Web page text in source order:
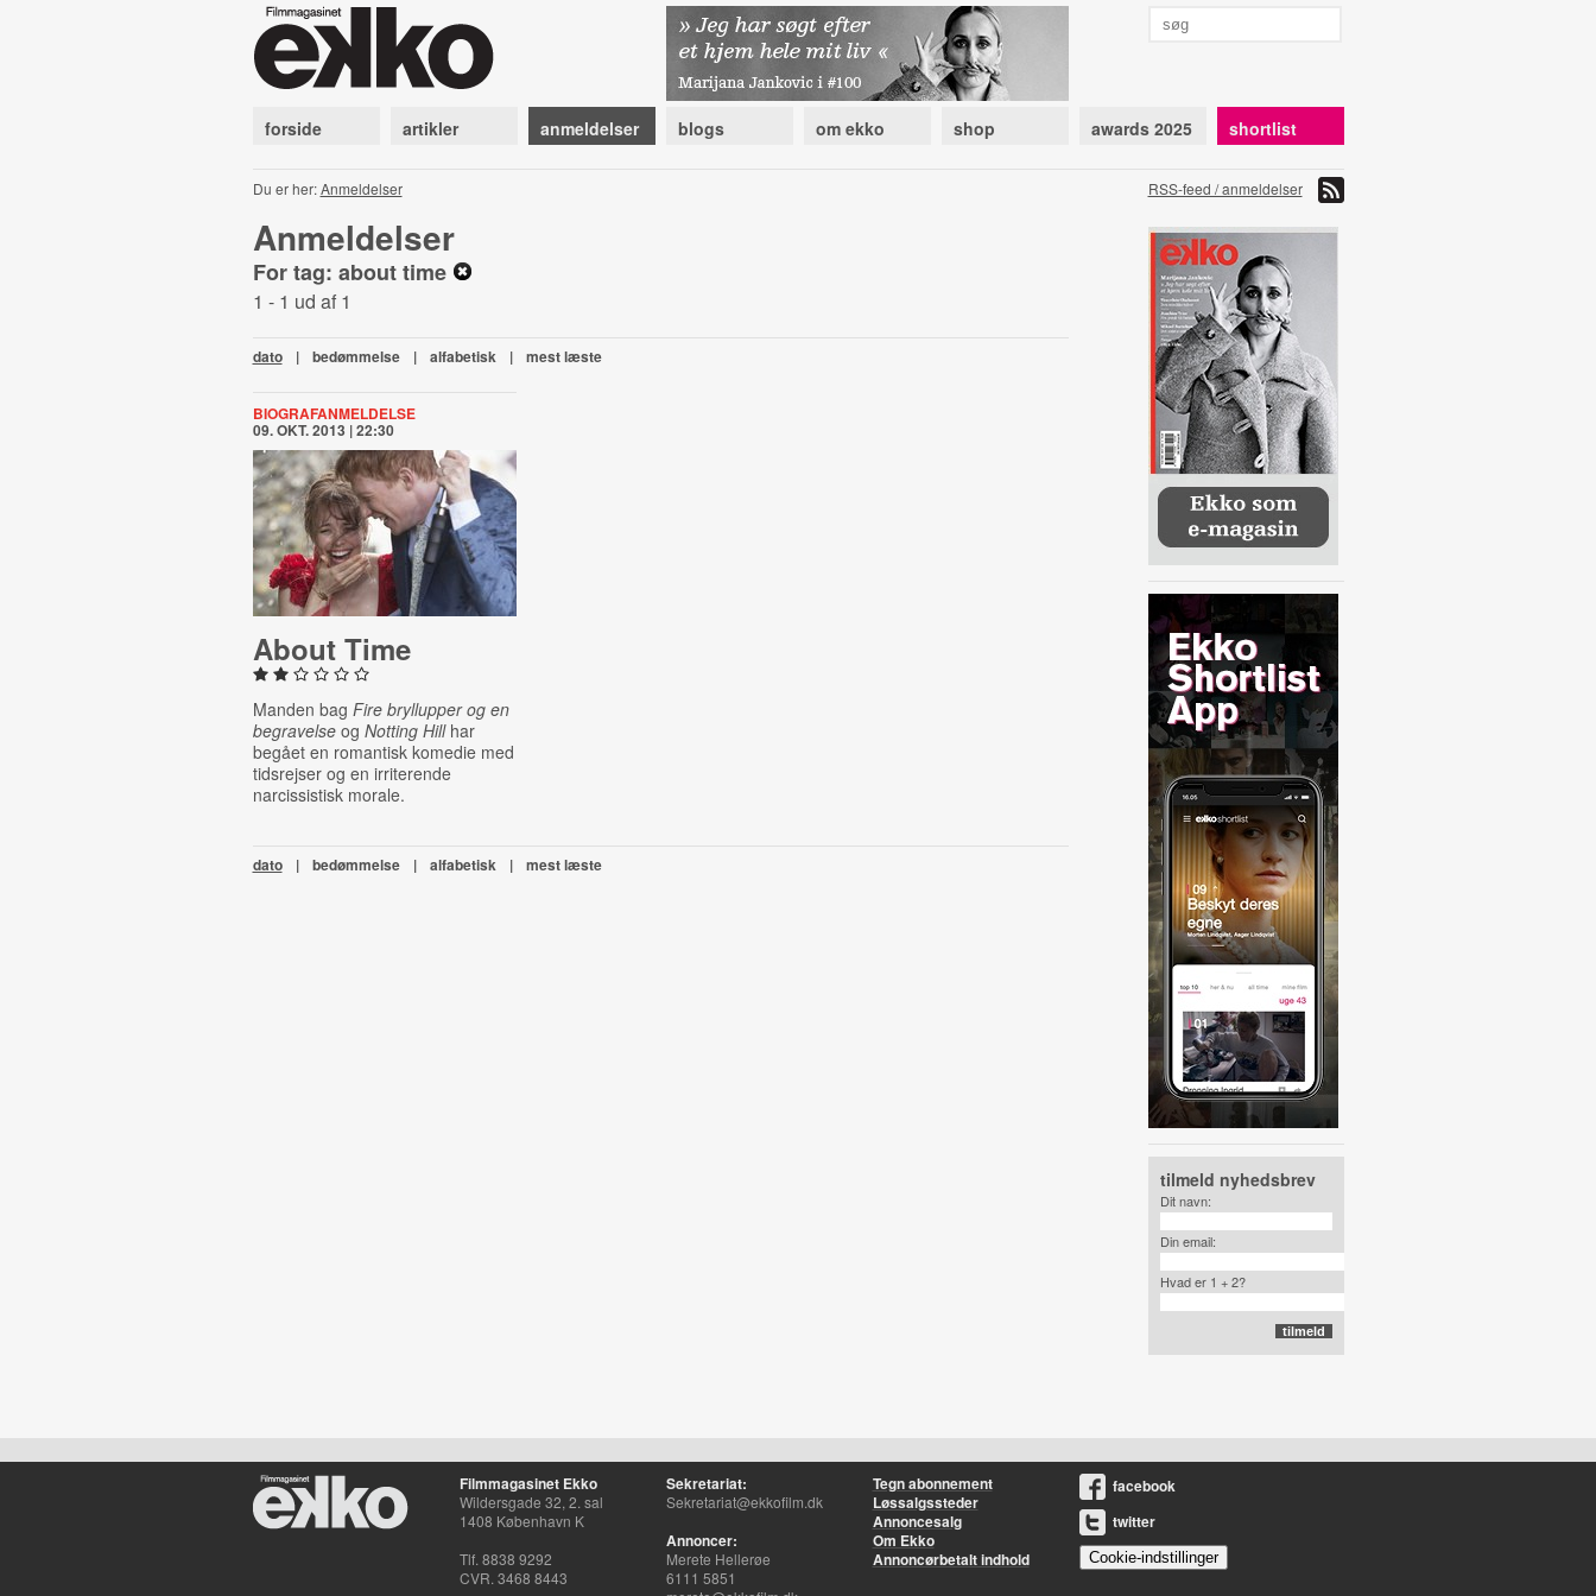
forside artikler anmeldelser blogs om ekko shop awards 2025 shortlist
Du er her:Anmeldelser RSS-feed / anmeldelser
Anmeldelser
For tag: about time
1 - 1 ud af 1
dato | bedømmelse | alfabetisk | mest læste
BIOGRAFANMELDELSE
09. OKT. 2013 | 22:30
About Time
Manden bag Fire bryllupper og en
begravelseog Notting Hillhar
begået en romantisk komedie med
tidsrejser og en irriterende
narcissistisk morale.
dato | bedømmelse | alfabetisk | mest læste
tilmeld nyhedsbrev
Dit navn:
Din email:
Hvad er 1 + 2?
Filmmagasinet Ekko
Wildersgade 32, 2. sal
1408 København K
Tlf. 8838 9292
CVR. 3468 8443
Sekretariat:
Sekretariat@ekkofilm.dk
Annoncer:
Merete Hellerøe
6111 5851
Tegn abonnement
Løssalgssteder
Annoncesalg
Om Ekko
Annoncørbetalt indhold
facebook
twitter
Cookie-indstillinger